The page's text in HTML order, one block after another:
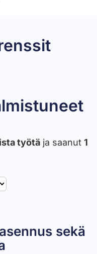
työtäja saanut 1
sekä